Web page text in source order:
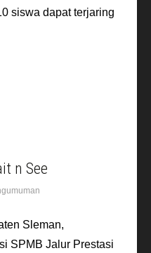
siswa dapat terjaring
n See
Sleman,
SPMB Jalur Prestasi